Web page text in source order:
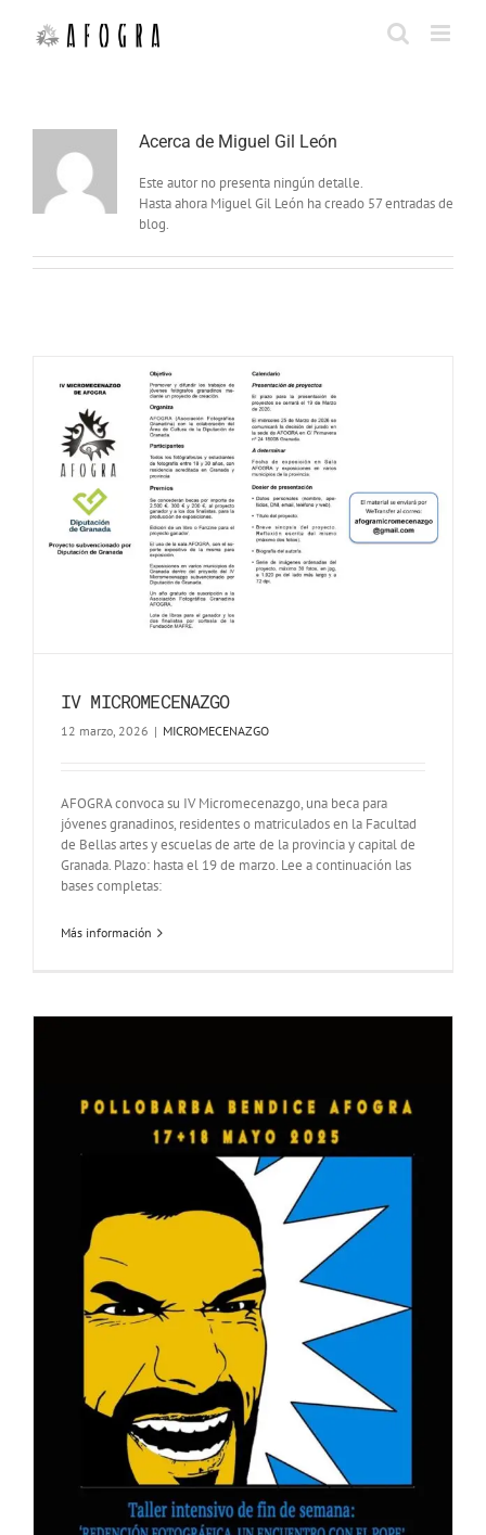
contenido
Acerca de Miguel Gil León
Este autor no presenta ningún detalle.
Hasta ahora Miguel Gil León ha creado 57 entradas de
blog.
IV MICROMECENAZGO
12 marzo, 2026 | MICROMECENAZGO
AFOGRA convoca su IV Micromecenazgo, una beca para
jóvenes granadinos, residentes o matriculados en la Facultad
de Bellas artes y escuelas de arte de la provincia y capital de
Granada. Plazo: hasta el 19 de marzo. Lee a continuación las
bases completas:
Más información